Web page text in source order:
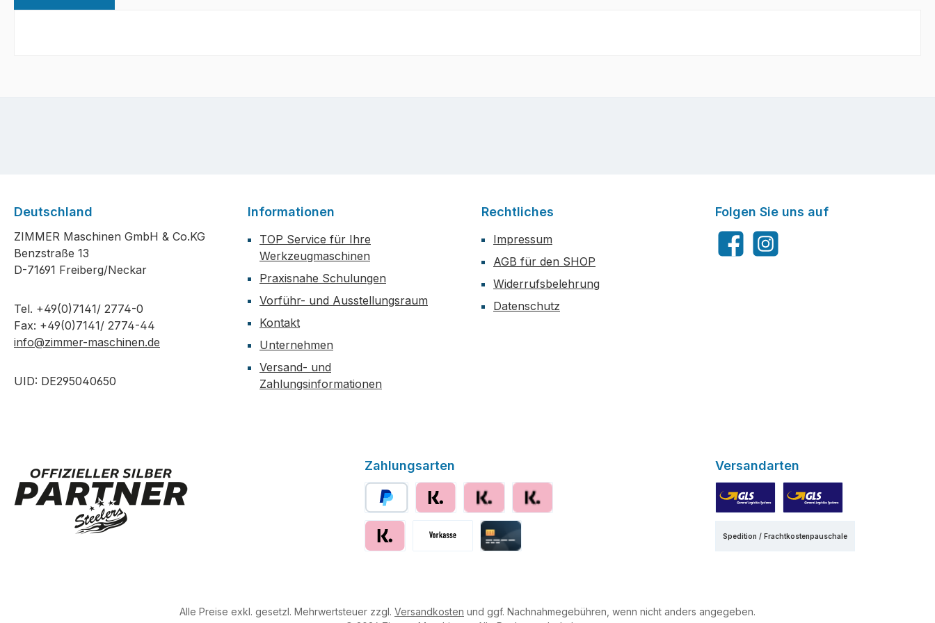
Informationen
TOP Service für Ihre
Werkzeugmaschinen
Praxisnahe Schulungen
Vorführ- und Ausstellungsraum
Kontakt
Unternehmen
Versand- und
Zahlungsinformationen
Rechtliches
Impressum
AGB für den SHOP
Widerrufsbelehrung
Datenschutz
Zahlungsarten
PayPal Klarna Ratenzahlung
Klarna Rechnung
Versandarten
Spedition / Frachtkostenpauschale
Deutschland
ZIMMER Maschinen GmbH & Co.KG
Benzstraße 13
D-71691 Freiberg/Neckar
Tel. +49(0)7141/ 2774-0
Fax: +49(0)7141/ 2774-44
info@zimmer-maschinen.de
UID: DE295040650
Folgen Sie uns auf
FacebookInstagram
Alle Preise exkl. gesetzl. Mehrwertsteuer zzgl. Versandkosten und ggf. Nachnahmegebühren, wenn nicht anders angegeben.